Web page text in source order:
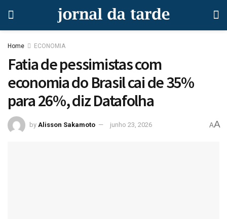
Home ECONOMIA
Fatia de pessimistas com
economia do Brasil cai de 35%
para 26%, diz Datafolha
by Alisson Sakamoto junho 23, 2026 AA